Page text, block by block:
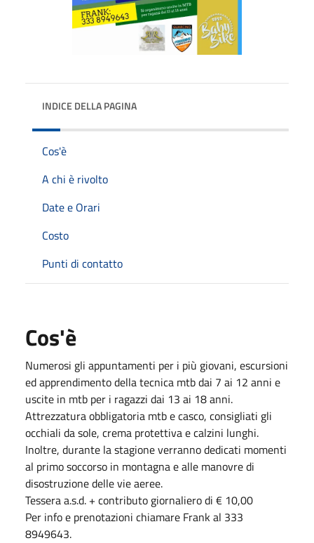
INDICE DELLA PAGINA
Cos'è
A chi è rivolto
Date e Orari
Costo
Punti di contatto
Cos'è
Numerosi gli appuntamenti per i più giovani, escursioni
ed apprendimento della tecnica mtb dai 7 ai 12 anni e
uscite in mtb per i ragazzi dai 13 ai 18 anni.
Attrezzatura obbligatoria mtb e casco, consigliati gli
occhiali da sole, crema protettiva e calzini lunghi.
Inoltre, durante la stagione verranno dedicati momenti
al primo soccorso in montagna e alle manovre di
disostruzione delle vie aeree.
Tessera a.s.d. + contributo giornaliero di € 10,00
Per info e prenotazioni chiamare Frank al 333
8949643.